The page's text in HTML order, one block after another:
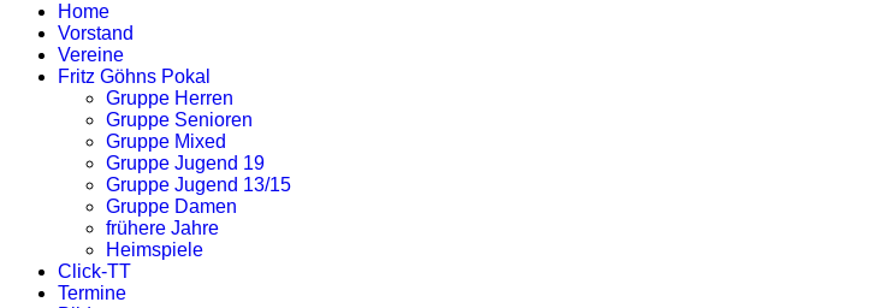
Home
Vorstand
Vereine
Fritz Göhns Pokal
Gruppe Herren
Gruppe Senioren
Gruppe Mixed
Gruppe Jugend 19
Gruppe Jugend 13/15
Gruppe Damen
frühere Jahre
Heimspiele
Click-TT
Termine